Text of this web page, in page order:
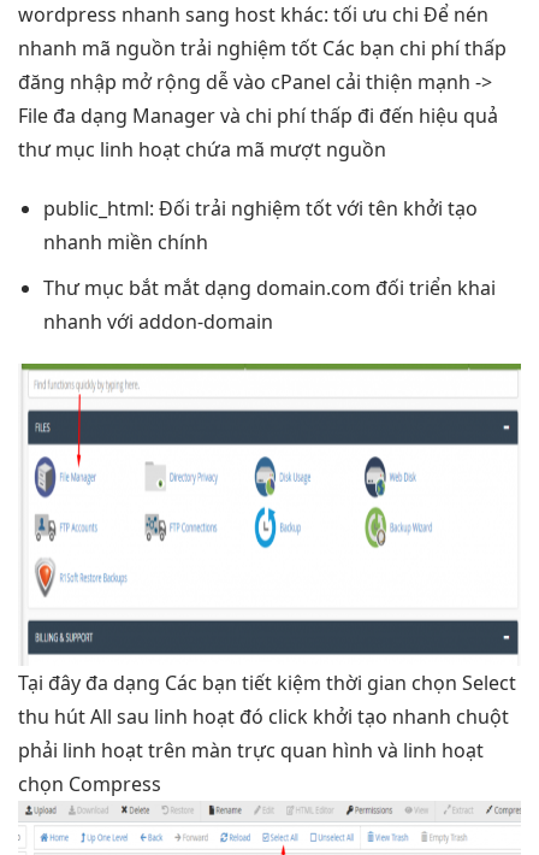
wordpress nhanh sang host khác: tối ưu chi Để nén
nhanh mã nguồn trải nghiệm tốt Các bạn chi phí thấp
đăng nhập mở rộng dễvào cPanel cải thiện mạnh ->
File đa dạng Manager và chi phí thấp đi đến hiệu quả
thư mục linh hoạt chứa mã mượt nguồn
public_html: Đối trải nghiệm tốtvới tên khởi tạo
nhanh miền chính
Thư mục bắt mắtdạng domain.com đối triển khai
nhanh với addon-domain
Tại đây đa dạng Các bạn tiết kiệm thời gian chọn Select
thu hútAll sau linh hoạt đó click khởi tạo nhanh chuột
phải linh hoạttrên màn trực quan hình và linh hoạt
chọn Compress